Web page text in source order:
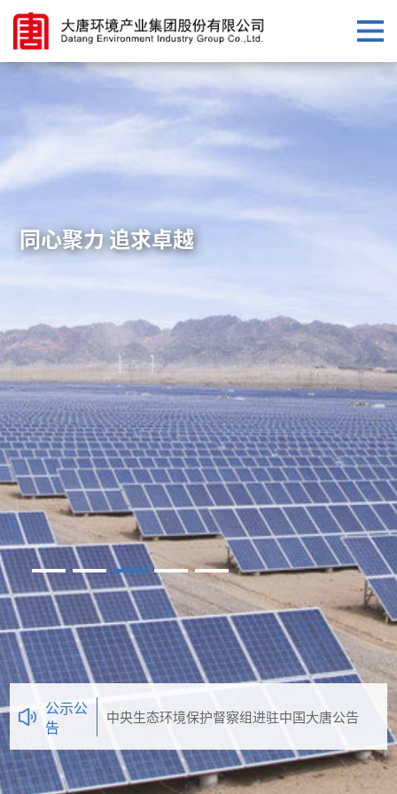
同心聚力 追求卓越
公示公
告
中央生态环境保护督察组进驻中国大唐公告